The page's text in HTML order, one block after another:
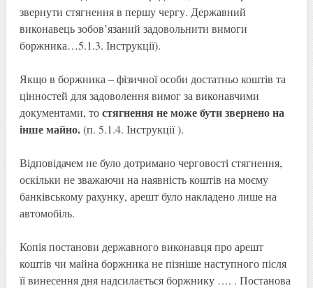
звернути стягнення в першу чергу. Державний
виконавець зобов’язаний задовольнити вимоги
боржника…5.1.3. Інструкції).
Якщо в боржника – фізичної особи достатньо коштів та
цінностей для задоволення вимог за виконавчими
документами, тостягнення не може бути звернено на
інше майно.(п. 5.1.4. Інструкції ).
Відповідачем не було дотримано черговості стягнення,
оскільки не зважаючи на наявність коштів на моєму
банківському рахунку, арешт було накладено лише на
автомобіль.
Копія постанови державного виконавця про арешт
коштів чи майна боржника не пізніше наступного після
її винесення дня надсилається боржнику …. . Постанова